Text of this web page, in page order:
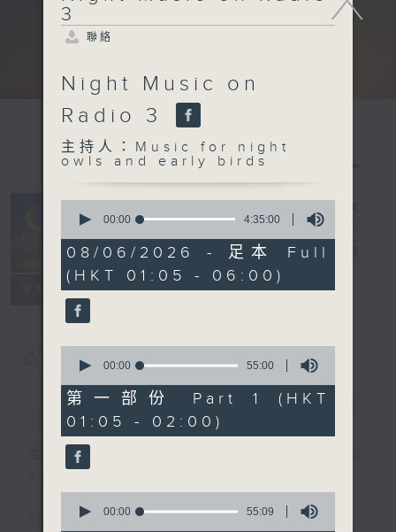
所有集數
on Radio 3
電台直播
聯絡
您喜歡這個節目嗎?
簡介 GIST
主持人：Music for night owls and
Stay with us throughout the night,
3
聯絡
Night Music on
Radio 3
主持人：Music for night
owls and early birds
seconds
4
hours,
35
minutes,
0
seconds
00:00 4:35:00
08/06/2026 - 足本 Full
(HKT 01:05 - 06:00)
seconds
55
minutes,
0
seconds
00:00 55:00
第一部份 Part 1 (HKT
01:05 - 02:00)
seconds
00:00 55:09